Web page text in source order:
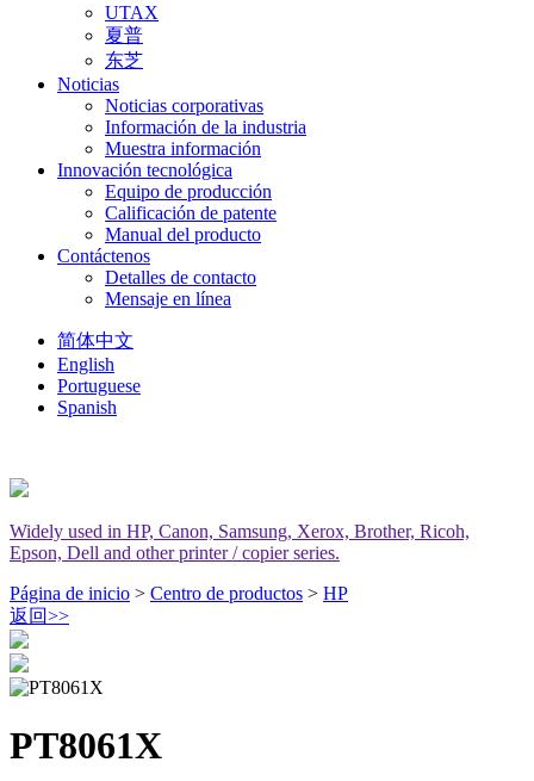
UTAX
夏普
东芝
Noticias
Noticias corporativas
Información de la industria
Muestra información
Innovación tecnológica
Equipo de producción
Calificación de patente
Manual del producto
Contáctenos
Detalles de contacto
Mensaje en línea
简体中文
English
Portuguese
Spanish
Widely used in HP, Canon, Samsung, Xerox, Brother, Ricoh,
Epson, Dell and other printer / copier series.
Página de inicio > Centro de productos > HP
返回>>
PT8061X